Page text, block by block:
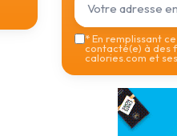
*En remplissant
contacté(e) à des
calories.com et